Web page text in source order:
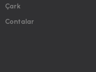
Çark
Contalar